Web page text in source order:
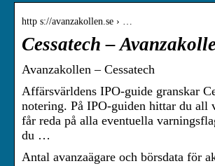
http s://avanzakollen.se › …
Cessatech –
Avanzakollen – Cessatech
Affärsvärldens IPO-guide granskar
notering. På IPO-guiden hittar du all
får reda på alla eventuella
du …
Antal avanzaägare och börsdata för